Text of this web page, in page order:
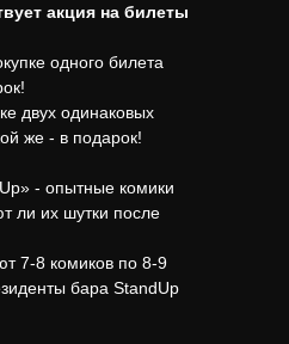
акция на билеты
одного билета
двух одинаковых
же - в подарок!
- опытные комики
ли их шутки после
7-8 комиков по 8-9
бара StandUp